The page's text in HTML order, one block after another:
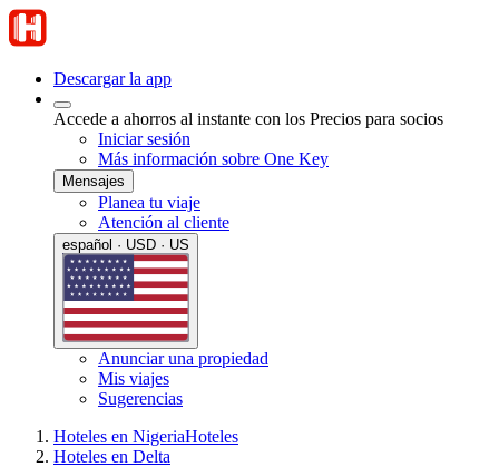
Descargar la app
Accede a ahorros al instante con los Precios para socios
Iniciar sesión
Más información sobre One Key
Mensajes
Planea tu viaje
Atención al cliente
español · USD · US
Anunciar una propiedad
Mis viajes
Sugerencias
Hoteles en NigeriaHoteles
Hoteles en Delta